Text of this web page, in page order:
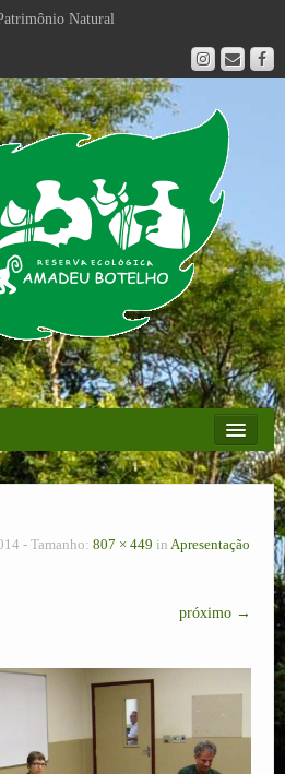
Natural
- Tamanho: 807 × 449 in Apresentação
próximo →